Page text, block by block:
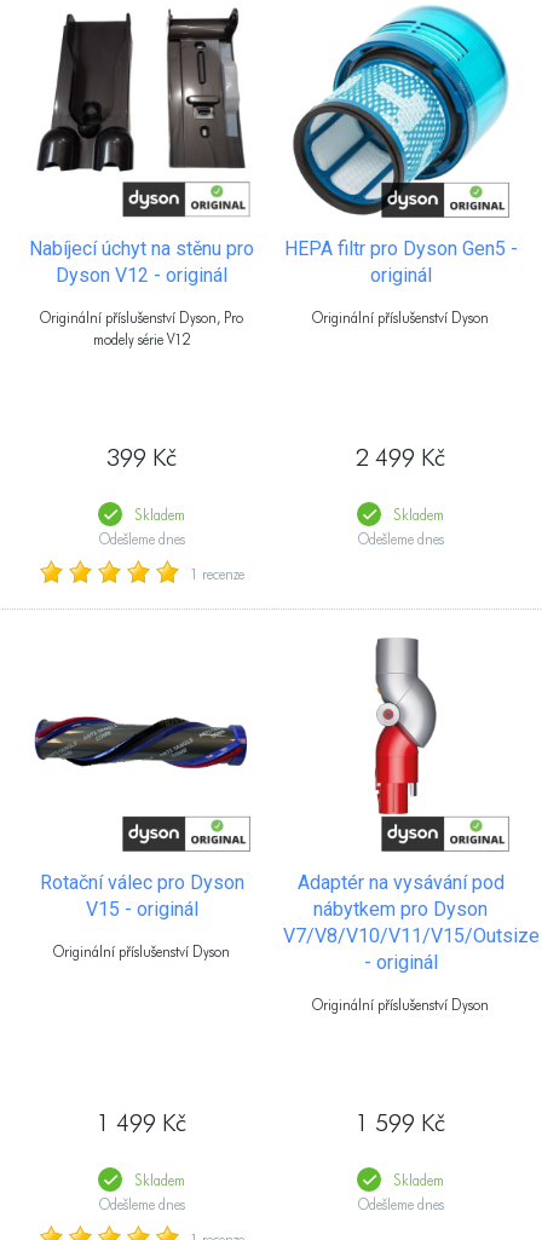
Nabíjecí úchyt na stěnu pro
Dyson V12 - originál
Originální příslušenství Dyson, Pro
modely série V12
399 Kč
Skladem
Odešleme dnes
1 recenze
HEPA filtr pro Dyson Gen5 -
originál
Originální příslušenství Dyson
2 499 Kč
Skladem
Odešleme dnes
Rotační válec pro Dyson
V15 - originál
Originální příslušenství Dyson
1 499 Kč
Skladem
Odešleme dnes
Adaptér na vysávání pod
nábytkem pro Dyson
V7/V8/V10/V11/V15/Outsize
- originál
Originální příslušenství Dyson
1 599 Kč
Skladem
Odešleme dnes